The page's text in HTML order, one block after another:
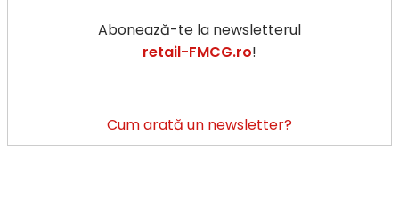
mai
multe
parteneriat
cu
Abonează-te la newsletterul
retail-FMCG.ro!
Cum arată un newsletter?